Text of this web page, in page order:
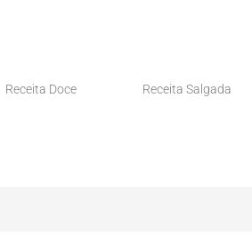
Receita Doce Receita Salgada